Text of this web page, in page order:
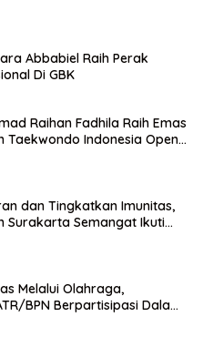
Abbabiel Raih Perak
Di GBK
Raihan Fadhila Raih Emas
Taekwondo Indonesia Open
dan Tingkatkan Imunitas,
Surakarta Semangat Ikuti
Melalui Olahraga,
BPN Berpartisipasi Dalam